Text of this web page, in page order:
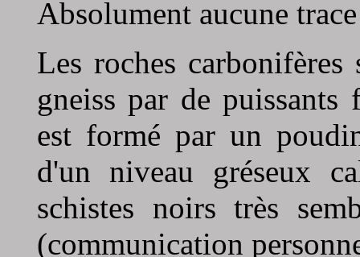
Absolument aucune
Les roches carbonifères
gneiss par de
est formé par un
d'un niveau gréseux
schistes noirs très
(communication